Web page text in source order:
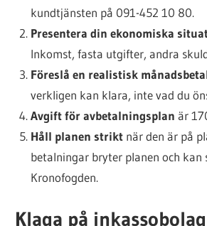
kundtjänsten på 091-452 10 80.
Presentera din ekonomiska
Inkomst, fasta utgifter, andra
Föreslå en realistisk
verkligen kan klara, inte vad du
Avgift för avbetalningsplan är
Håll planen striktnär den är på
betalningar bryter planen och kan
Kronofogden.
Klaga på